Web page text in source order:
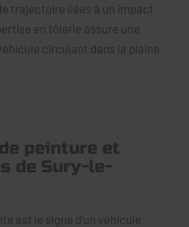
trajectoire liées à un impact
en tôlerie assure une
circulant dans la plaine
peinture et
de Sury-le-
est le signe d'un véhicule